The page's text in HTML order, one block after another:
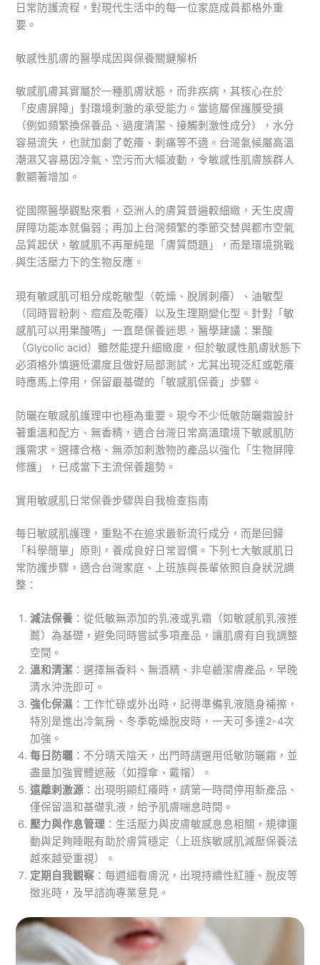
日常防護流程，對現代生活中的每一位家庭成員都格外重
要。
敏感性肌膚的醫學成因與保養關鍵解析
敏感肌膚其實屬於一種肌膚狀態，而非疾病，其核心在於
「皮膚屏障」對環境刺激的承受能力。當這層保護膜受損
（例如頻繁換保養品、過度清潔、接觸刺激性成分），水分
容易流失，也就加劇了乾癢、刺痛等不適。台灣氣候屬高溫
潮濕又容易因冷氣、空污而大幅波動，令敏感性肌膚族群人
數顯著增加。
從國際醫學觀點來看，亞洲人的膚質普遍較細緻，天生皮膚
屏障功能本就偏弱；再加上台灣頻繁的季節交替與都市空氣
品質起伏，敏感肌不再單純是「膚質問題」，而是環境挑戰
與生活壓力下的生物反應。
現有敏感肌可粗分成乾敏型（乾燥、脫屑刺癢）、油敏型
（同時冒粉刺、痘痘及乾癢）以及生理期變化型。針對「敏
感肌可以用果酸嗎」一直是保養迷思，醫學建議：果酸
（Glycolic acid）雖然能提升細緻度，但於敏感性肌膚狀態下
必須格外慎選低濃度且做好局部測試，尤其出現泛紅或乾癢
時應馬上停用，保留最基礎的「敏感肌保養」步驟。
防曬在敏感肌護理中也極為重要。現今不少低敏防曬霜設計
著重溫和配方、無香精，適合台灣日常高溫環境下敏感肌防
護需求。選擇合格、無添加刺激物的產品以強化「生物屏障
修護」，已成當下主流保養趨勢。
實用敏感肌日常保養步驟與自我檢查指南
每日敏感肌護理，重點不在追求最新流行成分，而是回歸
「科學簡單」原則，養成良好日常習慣。下列七大敏感肌日
常防護步驟，適合台灣家庭、上班族與長輩依照自身狀況調
整：
減法保養 ：從低敏無添加的乳液或乳霜（如敏感肌乳液推
薦）為基礎，避免同時嘗試多項產品，讓肌膚有自我調整
空間。
溫和清潔 ：選擇無香料、無酒精、非皂鹼潔膚產品，早晚
清水沖洗即可。
強化保濕 ：工作忙碌或外出時，記得準備乳液隨身補擦，
特別是進出冷氣房、冬季乾燥脫皮時，一天可多達2-4次
加強。
每日防曬 ：不分晴天陰天，出門時請選用低敏防曬霜，並
盡量加強實體遮蔽（如撐傘、戴帽）。
遠離刺激源 ：出現明顯紅癢時，請第一時間停用新產品、
僅保留溫和基礎乳液，給予肌膚喘息時間。
壓力與作息管理 ：生活壓力與皮膚敏感息息相關，規律運
動與足夠睡眠有助於膚質穩定（上班族敏感肌減壓保養法
越來越受重視）。
定期自我觀察 ：每週細看膚況，出現持續性紅腫、脫皮等
徵兆時，及早諮詢專業意見。